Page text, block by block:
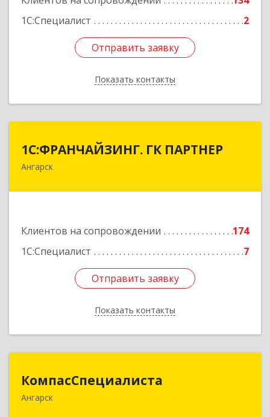
1С:Специалист
2
Отправить заявку
Показать контакты
Отправить заявку
Назад
1С:ФРАНЧАЙЗИНГ. ГК ПАРТНЕР
Ангарск
Клиентов на сопровождении
174
1С:Специалист
7
Отправить заявку
Показать контакты
1С:ФРАНЧАЙЗИНГ. ГК ПАРТНЕР
Отправить заявку
Назад
КомпасСпециалиста
Ангарск
665826, Иркутская обл, Ангарск г, 12А мкр, дом